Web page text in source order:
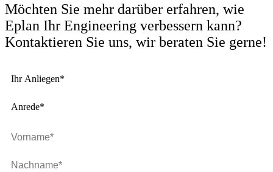
Möchten Sie mehr darüber erfahren, wie
Eplan Ihr Engineering verbessern kann?
Kontaktieren Sie uns, wir beraten Sie gerne!
Ihr Anliegen*
Anrede*